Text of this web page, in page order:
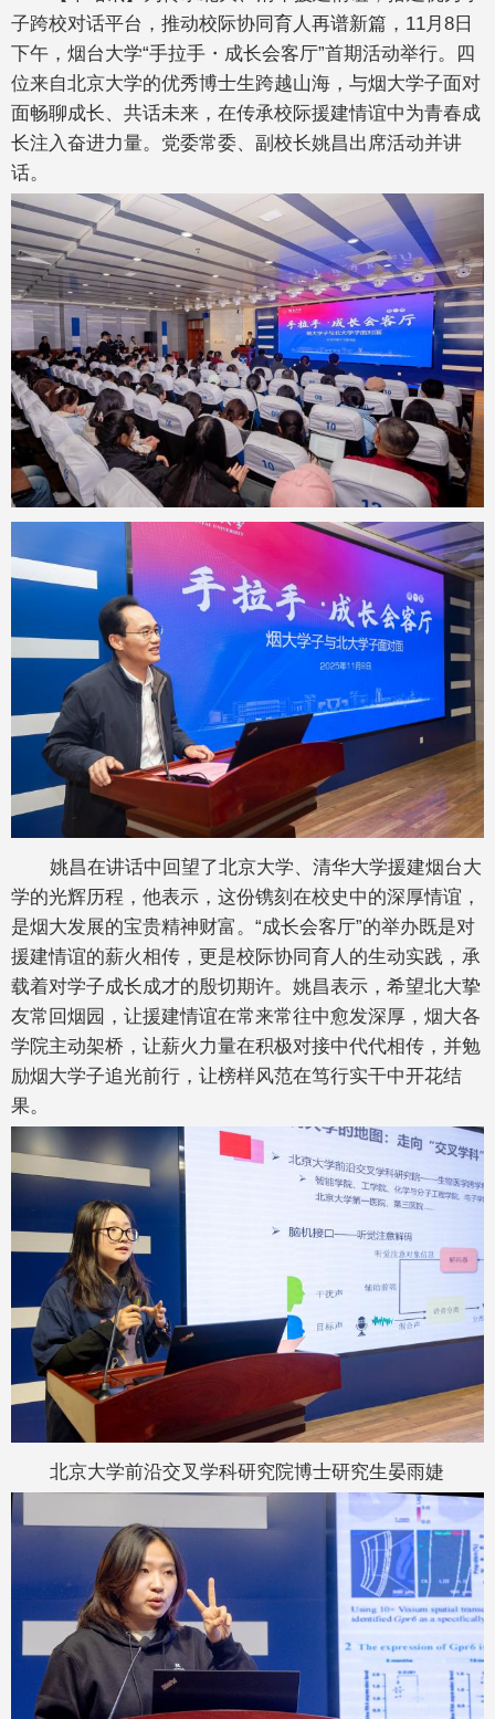
子跨校对话平台，推动校际协同育人再谱新篇，11月8日
下午，烟台大学“手拉手・成长会客厅”首期活动举行。四
位来自北京大学的优秀博士生跨越山海，与烟大学子面对
面畅聊成长、共话未来，在传承校际援建情谊中为青春成
长注入奋进力量。党委常委、副校长姚昌出席活动并讲
话。
姚昌在讲话中回望了北京大学、清华大学援建烟台大
学的光辉历程，他表示，这份镌刻在校史中的深厚情谊，
是烟大发展的宝贵精神财富。“成长会客厅”的举办既是对
援建情谊的薪火相传，更是校际协同育人的生动实践，承
载着对学子成长成才的殷切期许。姚昌表示，希望北大挚
友常回烟园，让援建情谊在常来常往中愈发深厚，烟大各
学院主动架桥，让薪火力量在积极对接中代代相传，并勉
励烟大学子追光前行，让榜样风范在笃行实干中开花结
果。
北京大学前沿交叉学科研究院博士研究生晏雨婕